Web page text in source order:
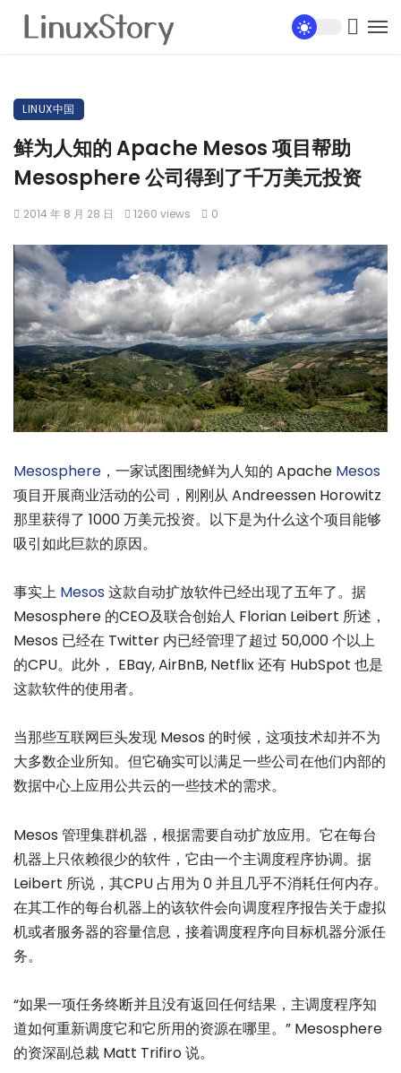
LINUX中国
鲜为人知的 Apache Mesos 项目帮助
Mesosphere 公司得到了千万美元投资
2014 年 8 月 28 日 1260 views 0
Mesosphere ，一家试图围绕鲜为人知的 Apache Mesos
项目开展商业活动的公司，刚刚从 Andreessen Horowitz
那里获得了 1000 万美元投资。以下是为什么这个项目能够
吸引如此巨款的原因。
事实上 Mesos 这款自动扩放软件已经出现了五年了。据
Mesosphere 的CEO及联合创始人 Florian Leibert 所述，
Mesos 已经在 Twitter 内已经管理了超过 50,000 个以上
的CPU。此外， EBay, AirBnB, Netflix 还有 HubSpot 也是
这款软件的使用者。
当那些互联网巨头发现 Mesos 的时候，这项技术却并不为
大多数企业所知。但它确实可以满足一些公司在他们内部的
数据中心上应用公共云的一些技术的需求。
Mesos 管理集群机器，根据需要自动扩放应用。它在每台
机器上只依赖很少的软件，它由一个主调度程序协调。据
Leibert 所说，其CPU 占用为 0 并且几乎不消耗任何内存。
在其工作的每台机器上的该软件会向调度程序报告关于虚拟
机或者服务器的容量信息，接着调度程序向目标机器分派任
务。
“如果一项任务终断并且没有返回任何结果，主调度程序知
道如何重新调度它和它所用的资源在哪里。” Mesosphere
的资深副总裁 Matt Trifiro 说。